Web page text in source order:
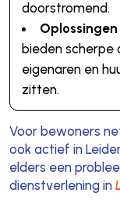
doorstromend.
bieden scherpe
eigenaren en
zitten.
Voor bewoners
ook actief in
elders een
dienstverlening in